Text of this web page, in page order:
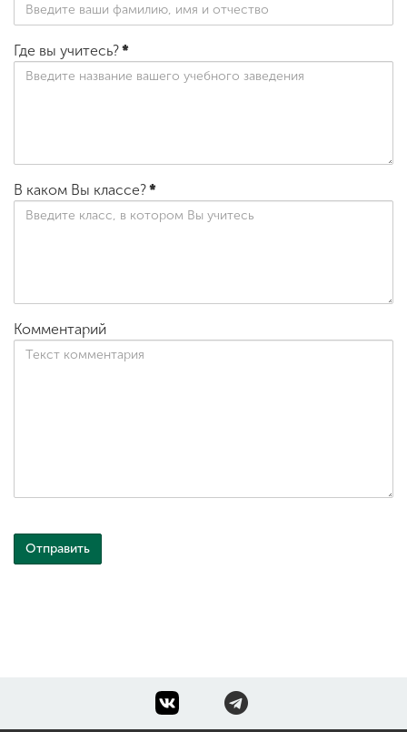
Где вы учитесь?*
В каком Вы классе?*
Комментарий